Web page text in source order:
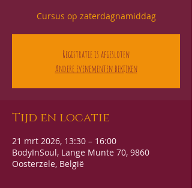
Cursus op zaterdagnamiddag
Registratie is afgesloten
Andere evenementen bekijken
Tijd en locatie
21 mrt 2026, 13:30 – 16:00
BodyInSoul, Lange Munte 70, 9860
Oosterzele, België